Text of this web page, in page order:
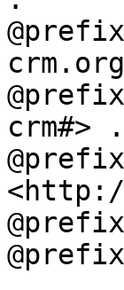
crm#> .